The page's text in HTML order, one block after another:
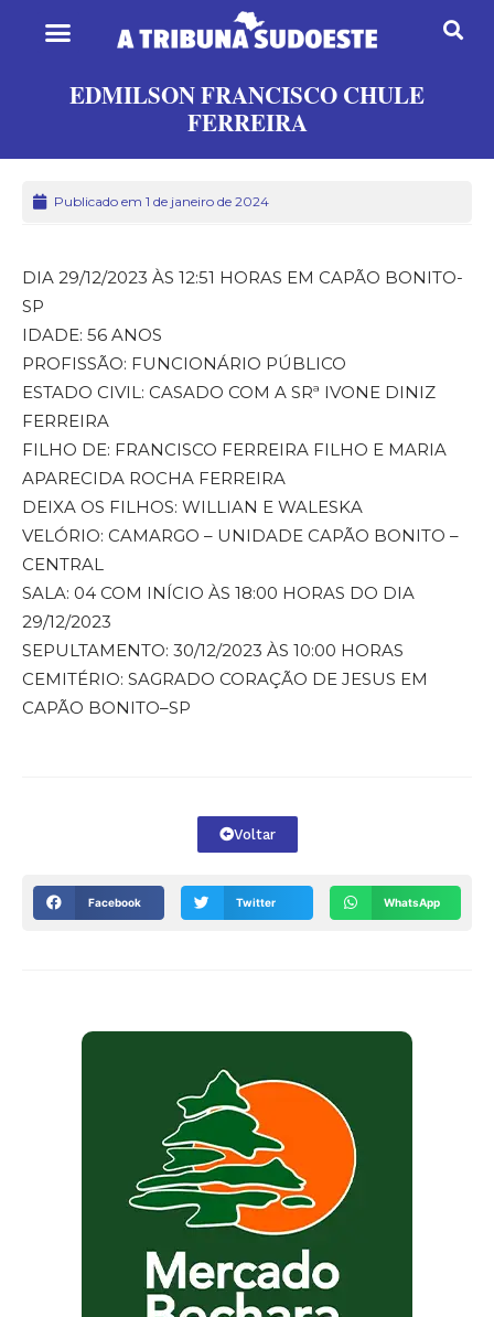
EDMILSON FRANCISCO CHULE
FERREIRA
Publicado em 1 de janeiro de 2024
DIA 29/12/2023 ÀS 12:51 HORAS EM CAPÃO BONITO-
SP
IDADE: 56 ANOS
PROFISSÃO: FUNCIONÁRIO PÚBLICO
ESTADO CIVIL: CASADO COM A SRª IVONE DINIZ
FERREIRA
FILHO DE: FRANCISCO FERREIRA FILHO E MARIA
APARECIDA ROCHA FERREIRA
DEIXA OS FILHOS: WILLIAN E WALESKA
VELÓRIO: CAMARGO – UNIDADE CAPÃO BONITO –
CENTRAL
SALA: 04 COM INÍCIO ÀS 18:00 HORAS DO DIA
29/12/2023
SEPULTAMENTO: 30/12/2023 ÀS 10:00 HORAS
CEMITÉRIO: SAGRADO CORAÇÃO DE JESUS EM
CAPÃO BONITO–SP
Voltar
Facebook Twitter WhatsApp